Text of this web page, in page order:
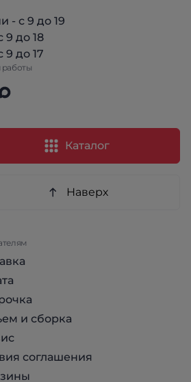
- с 9 до 19
9 до 18
9 до 17
Каталог
Наверх
и сборка
соглашения